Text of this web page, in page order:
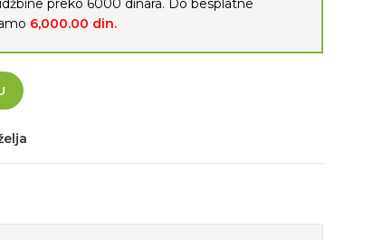
preko 6000 dinara. Do besplatne
6,000.00 din.